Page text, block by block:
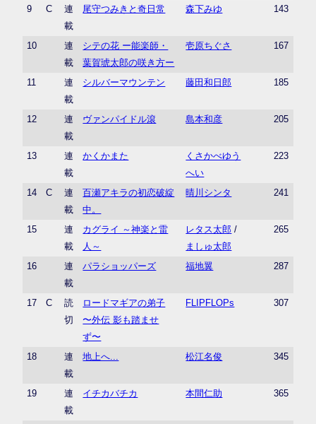
9 C
連
載
尾守つみきと奇日常 森下みゆ 143
10
連
載
シテの花 ー能楽師・
葉賀琥太郎の咲き方ー
壱原ちぐさ 167
11
連
載
シルバーマウンテン 藤田和日郎 185
12
連
載
ヴァンパイドル滾 島本和彦 205
13
連
載
かくかまた
くさかべゆう
へい
223
14 C
連
載
百瀬アキラの初恋破綻
中。
晴川シンタ 241
15
連
載
カグライ ～神楽と雷
人～
レタス太郎 /
ましゅ太郎
265
16
連
載
パラショッパーズ 福地翼 287
17 C
読
切
ロードマギアの弟子
〜外伝 影も踏ませ
ず〜
FLIPFLOPs 307
18
連
載
地上へ... 松江名俊 345
19
連
載
イチカバチカ 本間仁助 365